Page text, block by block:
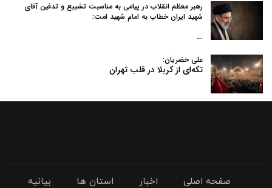
رهبر معظم انقلاب در پیامی به‌ مناسبت تشییع و تدفین آقای
شهید ایران خطاب به امام شهید امت:
…
علی خضریان:
تکه‌ای از کربلا در قلب تهران
صفحه اصلی اخبار استان ها بیانیه